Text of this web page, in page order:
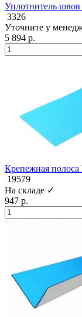
Уплотнитель
3326
Уточните у
5 894 р.
Крепежная
19579
На складе ✓
947 р.